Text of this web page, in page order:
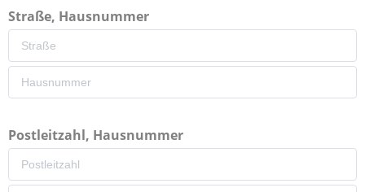
Straße, Hausnummer
Postleitzahl, Hausnummer